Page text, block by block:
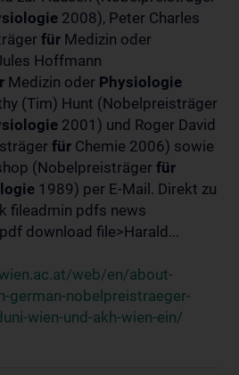
2008), Peter Charles
für Medizin oder
Hoffmann
Medizin oder Physiologie
(Tim) Hunt (Nobelpreisträger
2001) und Roger David
für Chemie 2006) sowie
(Nobelpreisträger für
1989) per E-Mail. Direkt zu
fileadmin pdfs news
download file>Harald...
web/en/about-
nobelpreistraeger-
wien-und-akh-wien-ein/